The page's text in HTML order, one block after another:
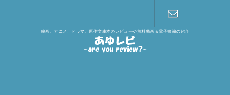
映画、アニメ、ドラマ、原作文庫本のレビューや無料動画＆電子書籍の紹介